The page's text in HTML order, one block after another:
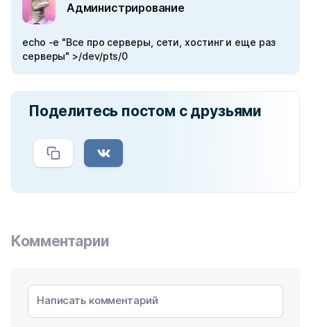
Администрирование
echo -e "Все про серверы, сети, хостинг и еще раз
серверы" >/dev/pts/0
Поделитесь постом с друзьями
Комментарии